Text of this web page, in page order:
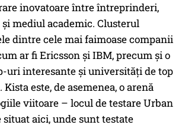
inovatoare între întreprinderi,
mediul academic. Clusterul
dintre cele mai faimoase companii
ar fi Ericsson și IBM, precum și o
uri interesante și universități de top
este, de asemenea, o arenă
viitoare – locul de testare Urban
situat aici, unde sunt testate